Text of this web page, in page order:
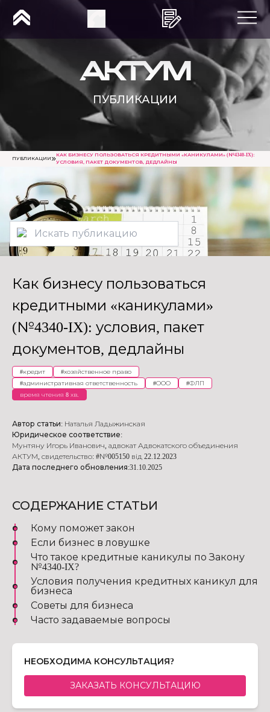
ПУБЛИКАЦИИ
ПУБЛИКАЦИИ
КАК БИЗНЕСУ ПОЛЬЗОВАТЬСЯ КРЕДИТНЫМИ «КАНИКУЛАМИ» (№4340-IX):
УСЛОВИЯ, ПАКЕТ ДОКУМЕНТОВ, ДЕДЛАЙНЫ
Как бизнесу пользоваться
кредитными «каникулами»
(№4340-IX): условия, пакет
документов, дедлайны
#кредит #хозяйственное право
#административная ответственность #ООО #ФЛП
время чтения 8 хв.
Автор статьи: Наталья Ладыжинская
Юридическое соответствие:
Мунтяну Игорь Иванович, адвокат Адвокатского объединения
АКТУМ, свидетельство: #№005150 від 22.12.2023
Дата последнего обновления:31.10.2025
СОДЕРЖАНИЕ СТАТЬИ
Кому поможет закон
Если бизнес в ловушке
Что такое кредитные каникулы по Закону
№4340-IX?
Условия получения кредитных каникул для
бизнеса
Советы для бизнеса
Часто задаваемые вопросы
НЕОБХОДИМА КОНСУЛЬТАЦИЯ?
ЗАКАЗАТЬ КОНСУЛЬТАЦИЮ